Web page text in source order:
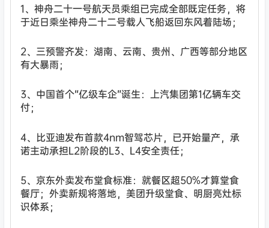
1、神舟二十一号航天员乘组已完成全部既定任务，将
于近日乘坐神舟二十二号载人飞船返回东风着陆场；
2、三预警齐发：湖南、云南、贵州、广西等部分地区
有大暴雨；
3、中国首个“亿级车企”诞生：上汽集团第1亿辆车交
付；
4、比亚迪发布首款4nm智驾芯片，已开始量产，承
诺主动承担L2阶段的L3、L4安全责任；
5、京东外卖发布堂食标准：就餐区超50%才算堂食
餐厅；外卖新规将落地，美团升级堂食、明厨亮灶标
识体系；